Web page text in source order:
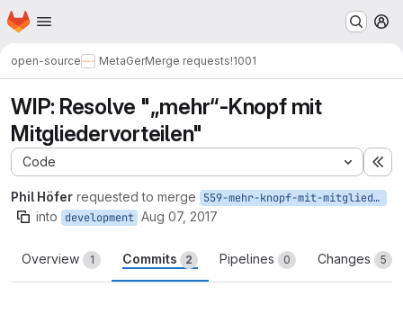
Skip to main content
Homepage
open-source MetaGerMerge requests!1001
WIP: Resolve "„mehr“-Knopf mit
Mitgliedervorteilen"
Code
Phil Höfer requested to merge 559-mehr-knopf-mit-mitgliedervorteilen
into development Aug 07, 2017
Overview 1 Commits 2 Pipelines 0 Changes 5